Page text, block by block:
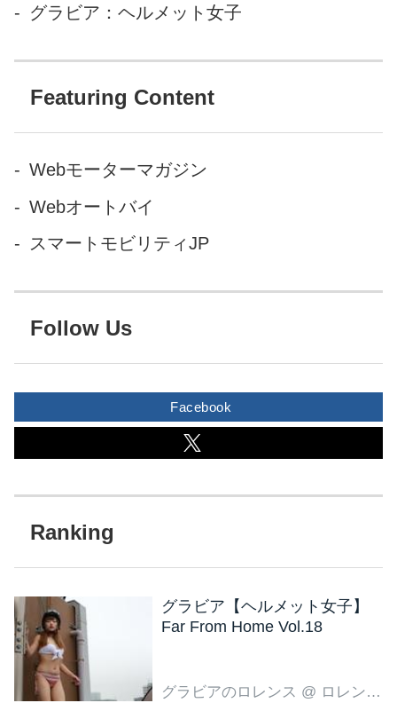
得意の、やや...
グラビア：ヘルメット女子
Featuring Content
Webモーターマガジン
Webオートバイ
スマートモビリティJP
Follow Us
Facebook
グラビア【ヘルメット女子】
Far From Home Vol.18
グラビアのロレンス @ ロレンス編集部